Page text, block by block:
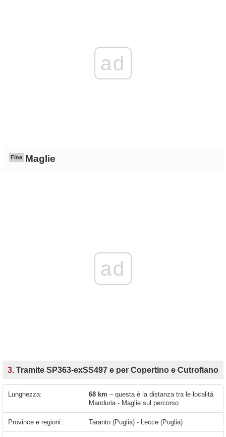
ad
Fine Maglie
ad
3. Tramite SP363-exSS497 e per Copertino e Cutrofiano
Lunghezza: 68 km – questa è la distanza tra le località
Manduria - Maglie sul percorso
Province e regioni: Taranto (Puglia) - Lecce (Puglia)